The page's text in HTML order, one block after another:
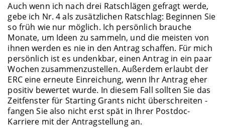
Auch wenn ich nach drei Ratschlägen gefragt werde,
gebe ich Nr. 4 als zusätzlichen Ratschlag: Beginnen Sie
so früh wie nur möglich. Ich persönlich brauche
Monate, um Ideen zu sammeln, und die meisten von
ihnen werden es nie in den Antrag schaffen. Für mich
persönlich ist es undenkbar, einen Antrag in ein paar
Wochen zusammenzustellen. Außerdem erlaubt der
ERC eine erneute Einreichung, wenn Ihr Antrag eher
positiv bewertet wurde. In diesem Fall sollten Sie das
Zeitfenster für Starting Grants nicht überschreiten -
fangen Sie also nicht erst spät in Ihrer Postdoc-
Karriere mit der Antragstellung an.